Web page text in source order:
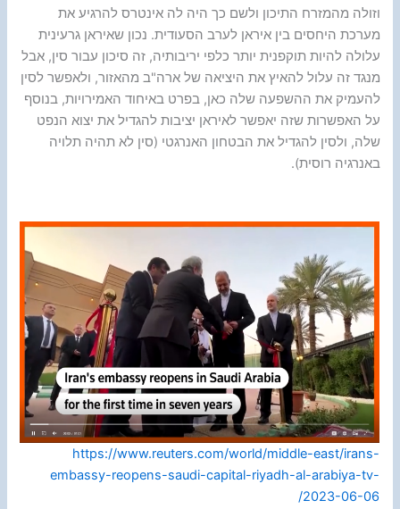
וזולה מהמזרח התיכון ולשם כך היה לה אינטרס להרגיע את
מערכת היחסים בין איראן לערב הסעודית. נכון שאיראן גרעינית
עלולה להיות תוקפנית יותר כלפי יריבותיה, זה סיכון עבור סין, אבל
מנגד זה עלול להאיץ את היציאה של ארה"ב מהאזור, ולאפשר לסין
להעמיק את ההשפעה שלה כאן, בפרט באיחוד האמירויות, בנוסף
על האפשרות שזה יאפשר לאיראן יציבות להגדיל את יצוא הנפט
שלה, ולסין להגדיל את הבטחון האנרגטי (סין לא תהיה תלויה
באנרגיה רוסית).
https://www.reuters.com/world/middle-east/irans-
embassy-reopens-saudi-capital-riyadh-al-arabiya-tv-
2023-06-06/